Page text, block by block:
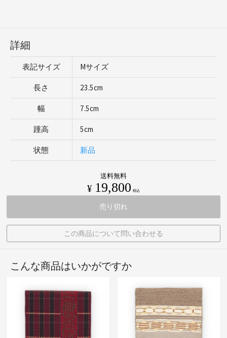
詳細
表記サイズ Mサイズ
長さ 23.5cm
幅 7.5cm
踵高 5cm
状態 新品
送料無料
¥ 19,800 税込
売り切れ
この商品について問い合わせる
こんな商品はいかがですか